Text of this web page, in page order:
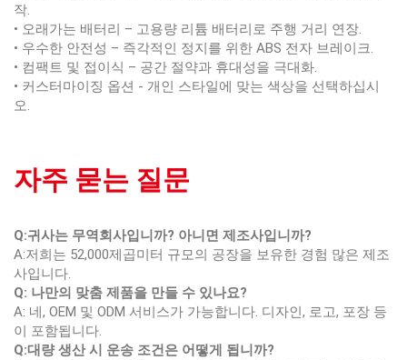
작.
• 오래가는 배터리 – 고용량 리튬 배터리로 주행 거리 연장.
• 우수한 안전성 – 즉각적인 정지를 위한 ABS 전자 브레이크.
• 컴팩트 및 접이식 – 공간 절약과 휴대성을 극대화.
• 커스터마이징 옵션 - 개인 스타일에 맞는 색상을 선택하십시
오.
자주 묻는 질문
Q:귀사는 무역회사입니까? 아니면 제조사입니까?
A:저희는 52,000제곱미터 규모의 공장을 보유한 경험 많은 제조
사입니다.
Q: 나만의 맞춤 제품을 만들 수 있나요?
A: 네, OEM 및 ODM 서비스가 가능합니다. 디자인, 로고, 포장 등
이 포함됩니다.
Q:대량 생산 시 운송 조건은 어떻게 됩니까?